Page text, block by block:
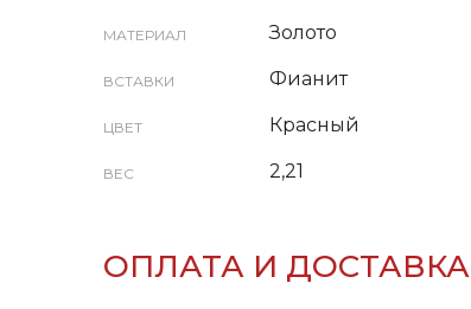
МАТЕРИАЛ Золото
ВСТАВКИ Фианит
ЦВЕТ Красный
ВЕС 2,21
ОПЛАТА И ДОСТАВКА